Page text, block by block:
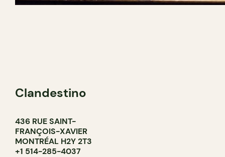
Clandestino
436 RUE SAINT-
FRANÇOIS-XAVIER
MONTRÉAL H2Y 2T3
+1 514-285-4037